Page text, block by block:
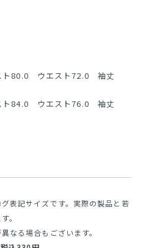
80.0 ウエスト72.0 袖丈
84.0 ウエスト76.0 袖丈
表記サイズです。実際の製品と若
。
なる場合もございます。